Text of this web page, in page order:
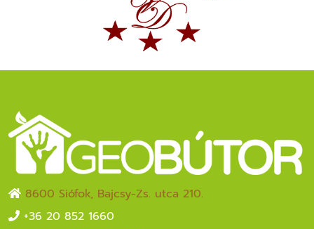
8600 Siófok, Bajcsy-Zs. utca 210.
+36 20 852 1660